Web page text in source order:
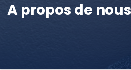
A propos de nous